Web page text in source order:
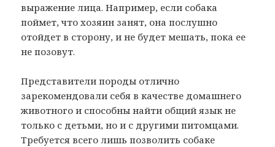
выражение лица. Например, если собака
поймет, что хозяин занят, она послушно
отойдет в сторону, и не будет мешать, пока ее
не позовут.
Представители породы отлично
зарекомендовали себя в качестве домашнего
животного и способны найти общий язык не
только с детьми, но и с другими питомцами.
Требуется всего лишь позволить собаке